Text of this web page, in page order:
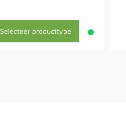
Selecteer producttype